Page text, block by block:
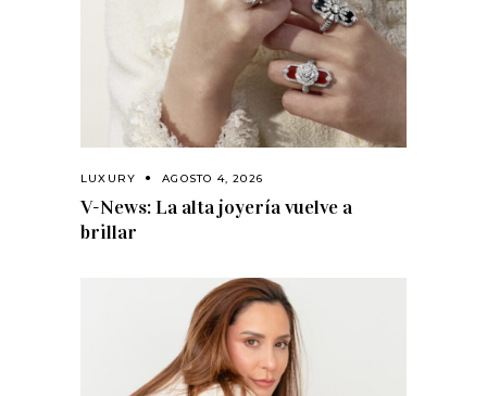
LUXURY AGOSTO 4, 2026
V-News: La alta joyería vuelve a
brillar